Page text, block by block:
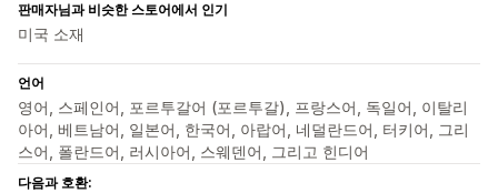
판매자님과 비슷한 스토어에서 인기
미국 소재
언어
영어, 스페인어, 포르투갈어 (포르투갈), 프랑스어, 독일어, 이탈리
아어, 베트남어, 일본어, 한국어, 아랍어, 네덜란드어, 터키어, 그리
스어, 폴란드어, 러시아어, 스웨덴어, 그리고 힌디어
다음과 호환: